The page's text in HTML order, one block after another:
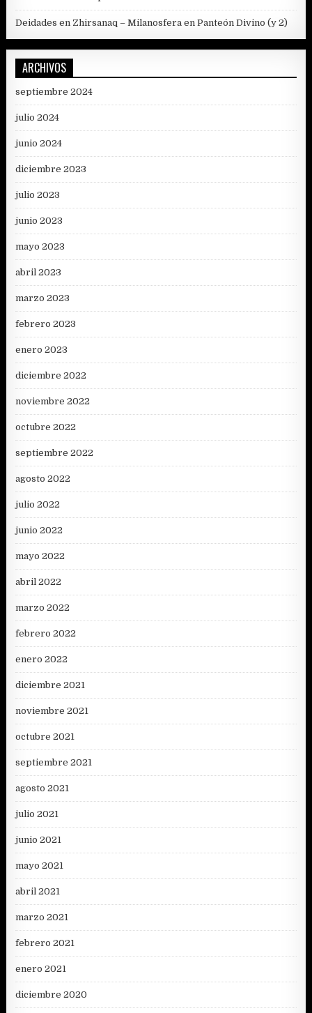
Deidades en Zhirsanaq – Milanosfera enPanteón Divino (y 2)
ARCHIVOS
septiembre 2024
julio 2024
junio 2024
diciembre 2023
julio 2023
junio 2023
mayo 2023
abril 2023
marzo 2023
febrero 2023
enero 2023
diciembre 2022
noviembre 2022
octubre 2022
septiembre 2022
agosto 2022
julio 2022
junio 2022
mayo 2022
abril 2022
marzo 2022
febrero 2022
enero 2022
diciembre 2021
noviembre 2021
octubre 2021
septiembre 2021
agosto 2021
julio 2021
junio 2021
mayo 2021
abril 2021
marzo 2021
febrero 2021
enero 2021
diciembre 2020